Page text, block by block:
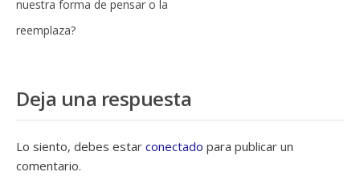
nuestra forma de pensar o la
reemplaza?
Deja una respuesta
Lo siento, debes estar conectado para publicar un
comentario.